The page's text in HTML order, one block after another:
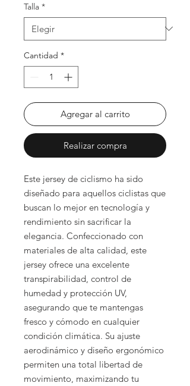
Talla *
Cantidad *
Agregar al carrito
Realizar compra
Este jersey de ciclismo ha sido
diseñado para aquellos ciclistas que
buscan lo mejor en tecnología y
rendimiento sin sacrificar la
elegancia. Confeccionado con
materiales de alta calidad, este
jersey ofrece una excelente
transpirabilidad, control de
humedad y protección UV,
asegurando que te mantengas
fresco y cómodo en cualquier
condición climática. Su ajuste
aerodinámico y diseño ergonómico
permiten una total libertad de
movimiento, maximizando tu